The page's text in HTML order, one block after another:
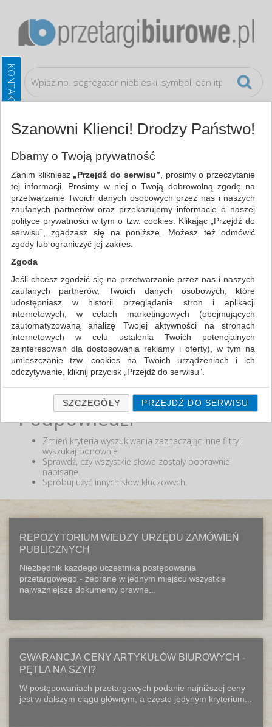
Galanteria biurowa
WSZYSTKIE KATEGORIE
NAJCHĘTNIEJ WYBIERANE
FILTRY
WIĘCEJ
Zakres cenowy
MIN:
MAX:
ODZNACZ
Nie odnaleziono produktów wg przyjętych kryteriów
lub podana fraza "" nie została odnaleziona.
Podpowiedzi
Zmień kryteria wyszukiwania zaznaczając inne filtry i
wyszukaj ponownie
Sprawdź, czy wszystkie słowa zostały poprawnie
napisane.
Spróbuj użyć innych słów kluczowych.
REPOZYTORIUM WIEDZY URZĘDU ZAMÓWIEŃ
PUBLICZNYCH
Niezbędnik każdego uczestnika postępowania
przetargowego - zebrane w jednym miejscu wszystkie
najważniejsze dokumenty prawne...
GWARANCJA CENY ARTYKUŁÓW BIUROWYCH -
PĘTLA NA SZYI?
W postępowaniach przetargowych podanie najniższej ceny
jest w dalszym ciągu głównym, a często jedynym kryterium...
Szanowni Klienci! Drodzy Państwo!
Dbamy o Twoją prywatność
Zanim klikniesz „Przejdź do serwisu” , prosimy o przeczytanie
tej informacji. Prosimy w niej o Twoją dobrowolną zgodę na
przetwarzanie Twoich danych osobowych przez nas i naszych
zaufanych partnerów oraz przekazujemy informacje o naszej
polityce prywatności w tym o tzw. cookies. Klikając „Przejdź do
serwisu”, zgadzasz się na poniższe. Możesz też odmówić
zgody lub ograniczyć jej zakres.
Zgoda
Jeśli chcesz zgodzić się na przetwarzanie przez nas i naszych
zaufanych partnerów, Twoich danych osobowych, które
udostępniasz w historii przeglądania stron i aplikacji
internetowych, w celach marketingowych (obejmujących
zautomatyzowaną analizę Twojej aktywności na stronach
internetowych w celu ustalenia Twoich potencjalnych
zainteresowań dla dostosowania reklamy i oferty), w tym na
umieszczanie tzw. cookies na Twoich urządzeniach i ich
odczytywanie, kliknij przycisk „Przejdź do serwisu”.
Jeśli nie chcesz wyrazić zgody lub ograniczyć jej zakres, kliknij
„Szczegóły”, gdzie znajdziesz wszelkie informacje o tym jak to
zrobić . Te same informacje znajdziesz także na podstronie z
naszą polityką prywatności obowiązującą od 25 maja 2018.
W przypadku użytkowników zalogowanych, ważna jest Państwa
wcześniejsza zgoda której udzieliliście podczas zakładania
konta. Każda Państwa zgoda jest dobrowolna i można ją w
dowolnym momencie wycofać.
Klauzula Informacyjna (rozwiń)
SZCZEGÓŁY PRZEJDŹ DO SERWISU